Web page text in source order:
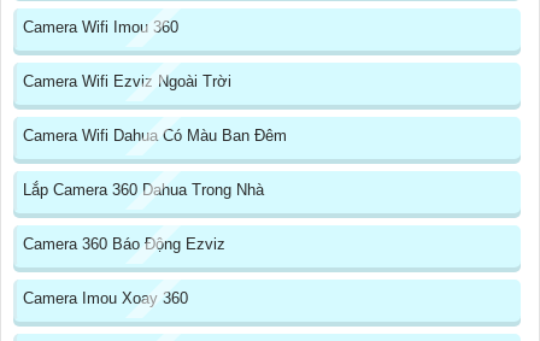
Camera Wifi Imou 360
Camera Wifi Ezviz Ngoài Trời
Camera Wifi Dahua Có Màu Ban Đêm
Lắp Camera 360 Dahua Trong Nhà
Camera 360 Báo Động Ezviz
Camera Imou Xoay 360